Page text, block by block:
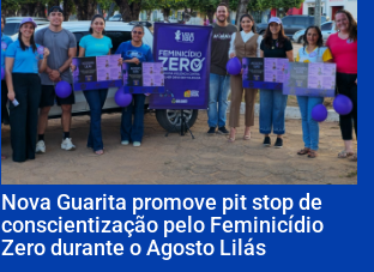
Nova Guarita promove pit stop de
conscientização pelo Feminicídio
Zero durante o Agosto Lilás